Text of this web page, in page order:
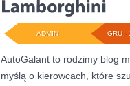
GRU -
ADMIN
AutoGalant to rodzimy blog
myślą o kierowcach, które